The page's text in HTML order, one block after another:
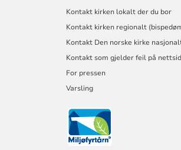
Kontakt kirken lokalt der du bor
Kontakt kirken regionalt
Kontakt Den norske kirke
Kontakt som gjelder feil på
For pressen
Varsling